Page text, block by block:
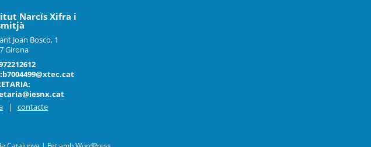
Narcís Xifra i
Joan Bosco, 1
Girona
| contacte